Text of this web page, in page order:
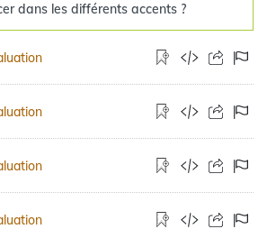
dans les différents accents ?